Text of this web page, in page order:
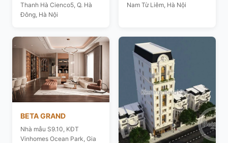
Thanh Hà Cienco5, Q. Hà
Đông, Hà Nội
Nam Từ Liêm, Hà Nội
BETA GRAND
Nhà mẫu S9.10, KĐT
Vinhomes Ocean Park, Gia